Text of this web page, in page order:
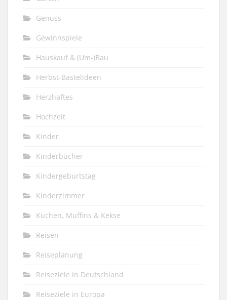
Genuss
Gewinnspiele
Hauskauf & (Um-)Bau
Herbst-Bastelideen
Herzhaftes
Hochzeit
Kinder
Kinderbücher
Kindergeburtstag
Kinderzimmer
Kuchen, Muffins & Kekse
Reisen
Reiseplanung
Reiseziele in Deutschland
Reiseziele in Europa